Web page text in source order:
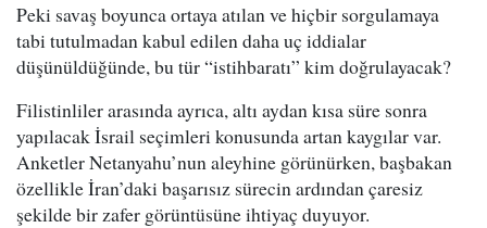
Peki savaş boyunca ortaya atılan ve hiçbir sorgulamaya
tabi tutulmadan kabul edilen daha uç iddialar
düşünüldüğünde, bu tür “istihbaratı” kim doğrulayacak?
Filistinliler arasında ayrıca, altı aydan kısa süre sonra
yapılacak İsrail seçimleri konusunda artan kaygılar var.
Anketler Netanyahu’nun aleyhine görünürken, başbakan
özellikle İran’daki başarısız sürecin ardından çaresiz
şekilde bir zafer görüntüsüne ihtiyaç duyuyor.